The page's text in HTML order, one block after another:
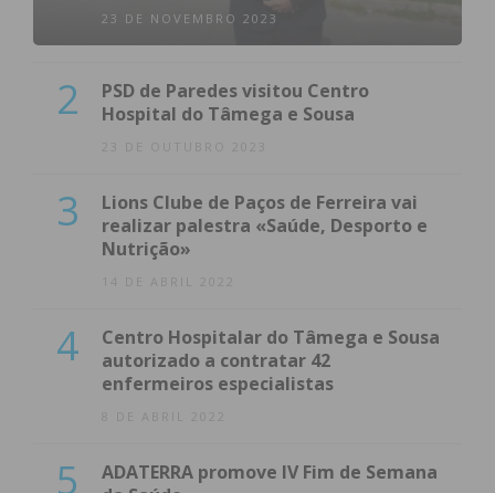
23 DE NOVEMBRO 2023
2
PSD de Paredes visitou Centro
Hospital do Tâmega e Sousa
23 DE OUTUBRO 2023
3
Lions Clube de Paços de Ferreira vai
realizar palestra «Saúde, Desporto e
Nutrição»
14 DE ABRIL 2022
4
Centro Hospitalar do Tâmega e Sousa
autorizado a contratar 42
enfermeiros especialistas
8 DE ABRIL 2022
5
ADATERRA promove IV Fim de Semana